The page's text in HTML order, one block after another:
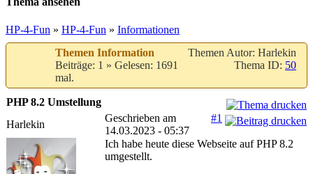
HP-4-Fun » HP-4-Fun » Informationen
Themen Autor: Harlekin
Thema ID: 50
Themen Information
Beiträge: 1 » Gelesen: 1691
mal.
PHP 8.2 Umstellung
Harlekin
#1
Geschrieben am
14.03.2023 - 05:37
Ich habe heute diese Webseite auf PHP 8.2
umgestellt.